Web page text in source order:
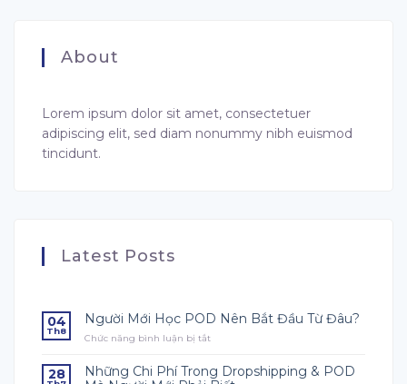
About
Lorem ipsum dolor sit amet, consectetuer
adipiscing elit, sed diam nonummy nibh euismod
tincidunt.
Latest Posts
04
Th8
Người Mới Học POD Nên Bắt Đầu Từ Đâu?
Chức năng bình luận bị tắt
Mới
Học
28
Những Chi Phí Trong Dropshipping & POD